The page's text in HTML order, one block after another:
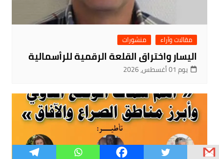
مقالات وآراء منشورات
اليسار واختراق القلعة الرقمية للرأسمالية
يوم 01 أغسطس، 2026